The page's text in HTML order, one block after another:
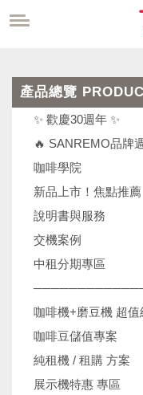
產品總覽
✨ 歡慶30週年 ✨
🔥 SANREMO品牌
咖啡學院
新品上市！焦點推薦
說明書與服務
交機案例
中租分期專區
咖啡機+磨豆機 超值
咖啡豆儲值專案
純租機 / 租購 方案
展示機特惠 專區